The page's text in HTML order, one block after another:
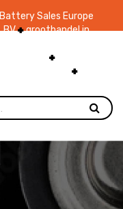
Battery Sales Europe
BV groothandel in
zaklampen Ruim 48
jaar ervaring
voorraad.